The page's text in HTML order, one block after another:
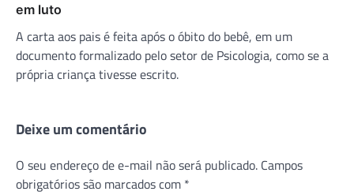
em luto
A carta aos pais é feita após o óbito do bebê, em um
documento formalizado pelo setor de Psicologia, como se a
própria criança tivesse escrito.
Deixe um comentário
O seu endereço de e-mail não será publicado. Campos
obrigatórios são marcados com *